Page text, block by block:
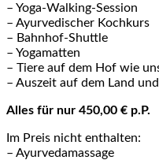
– Yoga-Walking-Session
– Ayurvedischer Kochkurs
– Bahnhof-Shuttle
– Yogamatten
– Tiere auf dem Hof wie
– Auszeit auf dem Land
Alles für nur 450,00 € p.P.
Im Preis nicht enthalten:
– Ayurvedamassage